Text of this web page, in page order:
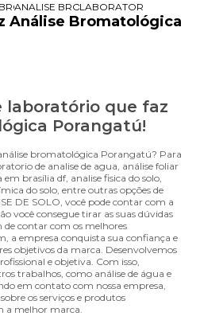
ANALISE BROMATOLOGICA
LABORATORIO QUE
Análise Bromatológica
laboratório que faz
Porangatú!
bromatológica Porangatú? Para
de analise de agua, análise foliar
brasília df, analise fisica do solo,
do solo, entre outras opções de
DE SOLO, você pode contar com a
você consegue tirar as suas dúvidas
de contar com os melhores
a empresa conquista sua confiança e
objetivos da marca. Desenvolvemos
e objetiva. Com isso,
trabalhos, como análise de água e
em contato com nossa empresa,
os serviços e produtos
a melhor marca.